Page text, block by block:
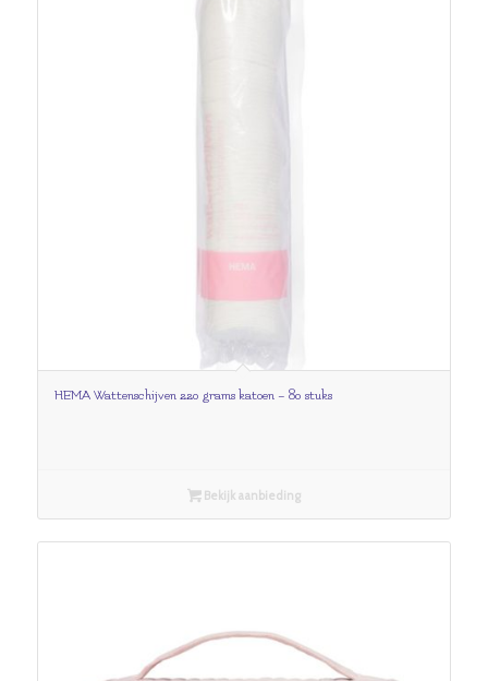
HEMA Wattenschijven 220 grams katoen – 80 stuks
Bekijk aanbieding